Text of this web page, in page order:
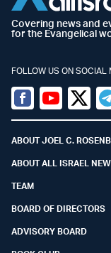
Covering news and
for the Evangelical
FOLLOW US ON SOCIAL
Facebook
YoutubeTwitter
ABOUT JOEL C.
ABOUT ALL ISRAEL
TEAM
BOARD OF DIRECTORS
ADVISORY BOARD